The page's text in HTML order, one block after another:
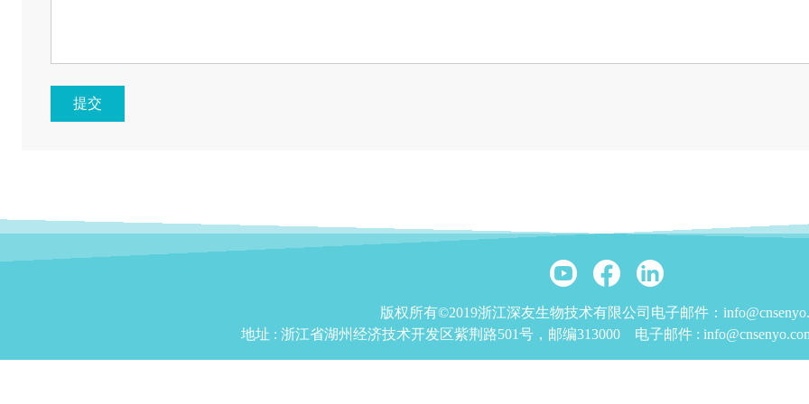
提交
版权所有©2019浙江深友生物技术有限公司电子邮件：
地址 : 浙江省湖州经济技术开发区紫荆路501号，邮编313000 电子邮件 :